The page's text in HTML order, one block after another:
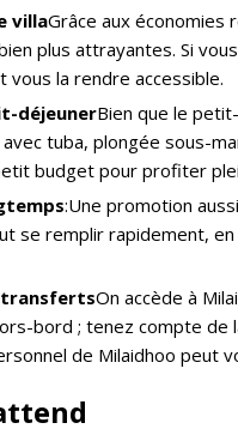
villaGrâce aux économies
plus attrayantes. Si
la rendre accessible.
déjeunerBien que le
tuba, plongée sous-
budget pour profiter
:Une promotion
se remplir rapidement,
transfertsOn accède à
bord ; tenez compte
de Milaidhoo peut